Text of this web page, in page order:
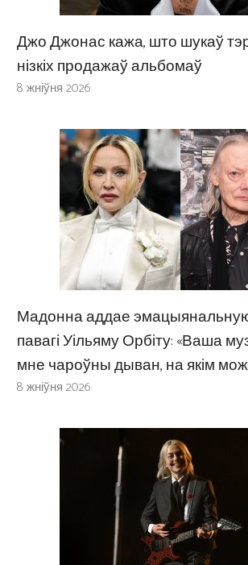
Джо Джонас кажа, што шукаў
нізкіх продажаў альбомаў
8 жніўня 2026
Мадонна аддае
павагі Уільяму Орбіту: «Ваша
мне чароўны дыван, на якім
8 жніўня 2026